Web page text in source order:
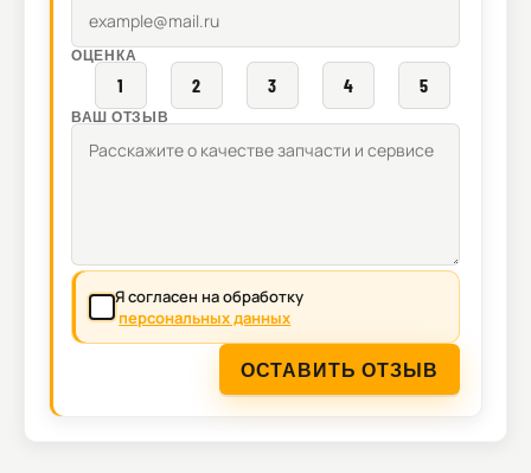
ОЦЕНКА
1 2 3 4 5
ВАШ ОТЗЫВ
Я согласен на обработку
персональных данных
ОСТАВИТЬ ОТЗЫВ